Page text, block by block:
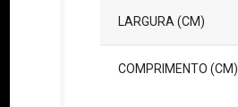
LARGURA (CM)
COMPRIMENTO (CM)